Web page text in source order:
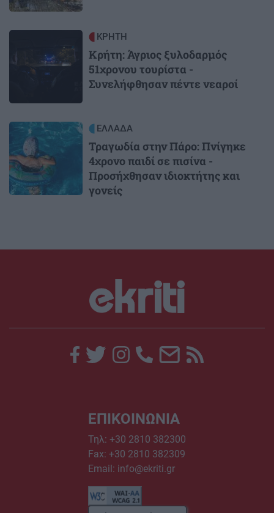
ΚΡΗΤΗ
Κρήτη: Άγριος ξυλοδαρμός
51χρονου τουρίστα -
Συνελήφθησαν πέντε νεαροί
Image ΕΛΛΑΔΑ
Τραγωδία στην Πάρο: Πνίγηκε
4χρονο παιδί σε πισίνα -
Προσήχθησαν ιδιοκτήτης και
γονείς
ΕΠΙΚΟΙΝΩΝΙΑ
Τηλ: +30 2810 382300
Fax: +30 2810 382309
Email: info@ekriti.gr